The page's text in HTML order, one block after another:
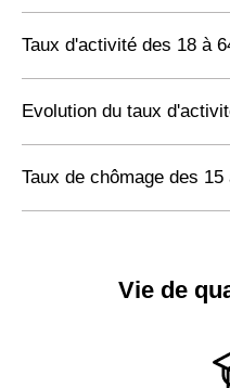
Taux d'activité des 18 à
Evolution du taux
Taux de chômage des 15
Vie de